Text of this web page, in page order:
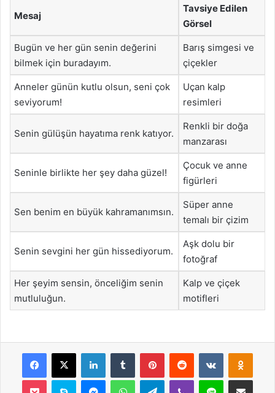
Mesaj
Tavsiye Edilen
Görsel
Bugün ve her gün senin değerini
bilmek için buradayım.
Barış simgesi ve
çiçekler
Anneler günün kutlu olsun, seni çok
seviyorum!
Uçan kalp
resimleri
Senin gülüşün hayatıma renk katıyor.
Renkli bir doğa
manzarası
Seninle birlikte her şey daha güzel!
Çocuk ve anne
figürleri
Sen benim en büyük kahramanımsın.
Süper anne
temalı bir çizim
Senin sevgini her gün hissediyorum.
Aşk dolu bir
fotoğraf
Her şeyim sensin, önceliğim senin
mutluluğun.
Kalp ve çiçek
motifleri
Facebook
X LinkedInTumblr PinterestReddit VKontakte
Pocket Skype MessengerWhatsAppTelegramViber Line E-Posta ile